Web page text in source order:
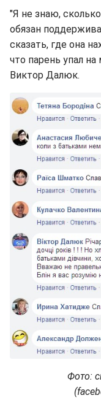
"Я не знаю,
обязан
сказать, где она
что парень упал
Виктор Далюк.
Фото: